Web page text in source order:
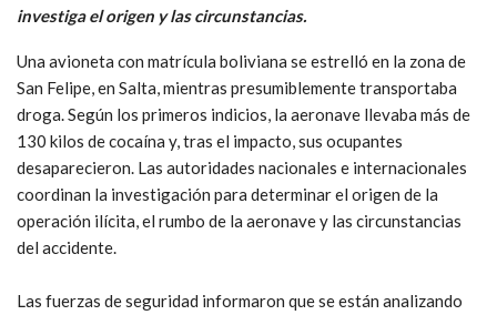
investiga el origen y las circunstancias.
Una avioneta con matrícula boliviana se estrelló en la zona de
San Felipe, en Salta, mientras presumiblemente transportaba
droga. Según los primeros indicios, la aeronave llevaba más de
130 kilos de cocaína y, tras el impacto, sus ocupantes
desaparecieron. Las autoridades nacionales e internacionales
coordinan la investigación para determinar el origen de la
operación ilícita, el rumbo de la aeronave y las circunstancias
del accidente.
Las fuerzas de seguridad informaron que se están analizando